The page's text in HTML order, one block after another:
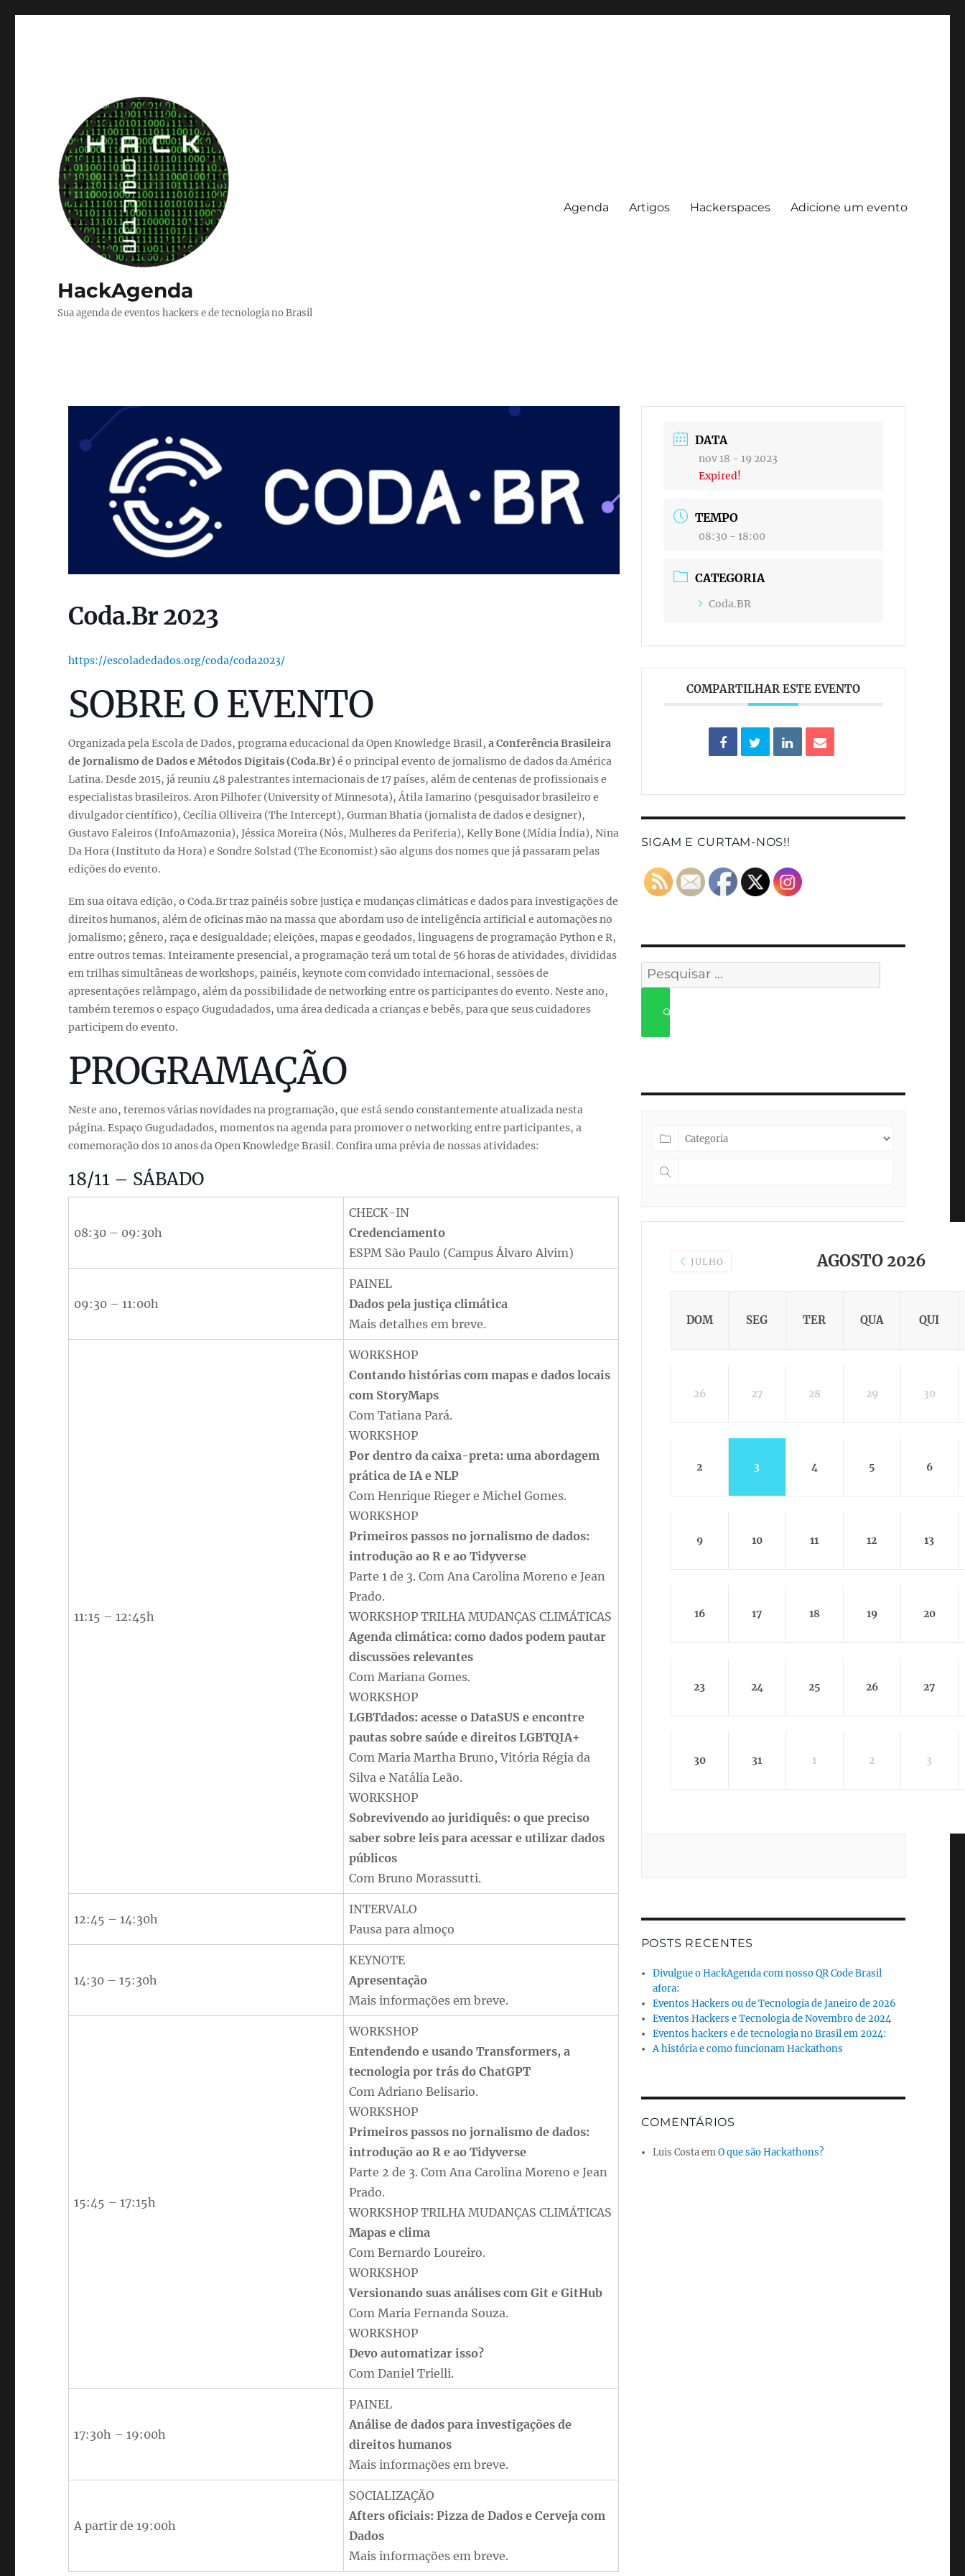
HackAgenda
Sua agenda de eventos hackers e de tecnologia no Brasil
Agenda Artigos Hackerspaces Adicione um evento
Coda.Br 2023
https://escoladedados.org/coda/coda2023/
SOBRE O EVENTO
Organizada pela Escola de Dados, programa educacional da Open Knowledge Brasil,a Conferência Brasileira
de Jornalismo de Dados e Métodos Digitais (Coda.Br)é o principal evento de jornalismo de dados da América
Latina. Desde 2015, já reuniu 48 palestrantes internacionais de 17 países, além de centenas de profissionais e
especialistas brasileiros. Aron Pilhofer (University of Minnesota), Átila Iamarino (pesquisador brasileiro e
divulgador científico), Cecília Olliveira (The Intercept), Gurman Bhatia (jornalista de dados e designer),
Gustavo Faleiros (InfoAmazonia), Jéssica Moreira (Nós, Mulheres da Periferia), Kelly Bone (Mídia Índia), Nina
Da Hora (Instituto da Hora) e Sondre Solstad (The Economist) são alguns dos nomes que já passaram pelas
edições do evento.
Em sua oitava edição, o Coda.Br traz painéis sobre justiça e mudanças climáticas e dados para investigações de
direitos humanos, além de oficinas mão na massa que abordam uso de inteligência artificial e automações no
jornalismo; gênero, raça e desigualdade; eleições, mapas e geodados, linguagens de programação Python e R,
entre outros temas. Inteiramente presencial, a programação terá um total de 56 horas de atividades, divididas
em trilhas simultâneas de workshops, painéis, keynote com convidado internacional, sessões de
apresentações relâmpago, além da possibilidade de networking entre os participantes do evento. Neste ano,
também teremos o espaço Gugudadados, uma área dedicada a crianças e bebês, para que seus cuidadores
participem do evento.
PROGRAMAÇÃO
Neste ano, teremos várias novidades na programação, que está sendo constantemente atualizada nesta
página. Espaço Gugudadados, momentos na agenda para promover o networking entre participantes, a
comemoração dos 10 anos da Open Knowledge Brasil. Confira uma prévia de nossas atividades:
18/11 – SÁBADO
08:30 – 09:30h
CHECK-IN
Credenciamento
ESPM São Paulo (Campus Álvaro Alvim)
09:30 – 11:00h
PAINEL
Dados pela justiça climática
Mais detalhes em breve.
11:15 – 12:45h
WORKSHOP
Contando histórias com mapas e dados locais
com StoryMaps
Com Tatiana Pará.
WORKSHOP
Por dentro da caixa-preta: uma abordagem
prática de IA e NLP
Com Henrique Rieger e Michel Gomes.
WORKSHOP
Primeiros passos no jornalismo de dados:
introdução ao R e ao Tidyverse
Parte 1 de 3. Com Ana Carolina Moreno e Jean
Prado.
WORKSHOP TRILHA MUDANÇAS CLIMÁTICAS
Agenda climática: como dados podem pautar
discussões relevantes
Com Mariana Gomes.
WORKSHOP
LGBTdados: acesse o DataSUS e encontre
pautas sobre saúde e direitos LGBTQIA+
Com Maria Martha Bruno, Vitória Régia da
Silva e Natália Leão.
WORKSHOP
Sobrevivendo ao juridiquês: o que preciso
saber sobre leis para acessar e utilizar dados
públicos
Com Bruno Morassutti.
12:45 – 14:30h
INTERVALO
Pausa para almoço
14:30 – 15:30h
KEYNOTE
Apresentação
Mais informações em breve.
15:45 – 17:15h
WORKSHOP
Entendendo e usando Transformers, a
tecnologia por trás do ChatGPT
Com Adriano Belisario.
WORKSHOP
Primeiros passos no jornalismo de dados:
introdução ao R e ao Tidyverse
Parte 2 de 3. Com Ana Carolina Moreno e Jean
Prado.
WORKSHOP TRILHA MUDANÇAS CLIMÁTICAS
Mapas e clima
Com Bernardo Loureiro.
WORKSHOP
Versionando suas análises com Git e GitHub
Com Maria Fernanda Souza.
WORKSHOP
Devo automatizar isso?
Com Daniel Trielli.
17:30h – 19:00h
PAINEL
Análise de dados para investigações de
direitos humanos
Mais informações em breve.
A partir de 19:00h
SOCIALIZAÇÃO
Afters oficiais: Pizza de Dados e Cerveja com
Dados
Mais informações em breve.
DATA
nov 18 - 19 2023
Expired!
TEMPO
08:30 - 18:00
CATEGORIA
Coda.BR
COMPARTILHAR ESTE EVENTO
SIGAM E CURTAM-NOS!!
Pesquisar
por:
JULHO AGOSTO 2026
DOM SEG TER QUA QUI
26 27 28 29 30
2 3 4 5 6
9 10 11 12 13
16 17 18 19 20
23 24 25 26 27
30 31 1 2 3
POSTS RECENTES
Divulgue o HackAgenda com nosso QR Code Brasil
afora:
Eventos Hackers ou de Tecnologia de Janeiro de 2026
Eventos Hackers e Tecnologia de Novembro de 2024
Eventos hackers e de tecnologia no Brasil em 2024:
A história e como funcionam Hackathons
COMENTÁRIOS
Luis CostaemO que são Hackathons?